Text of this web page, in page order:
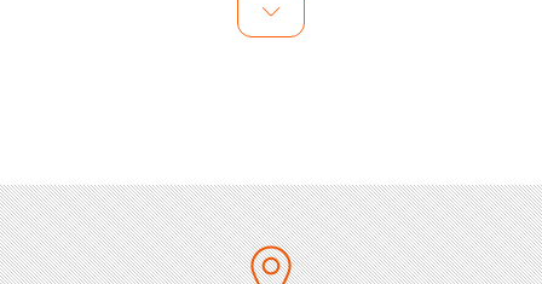
gemeinsam ein unvergessliches Konzert von Andrea
Berg im Sonnenhof – dieses Arrangement macht es
köstliche Speisen und Getränke, eine außergewöhnliche
Bühne – und natürlich Andrea Berg, die am Abend bei
einem Solo-Musikprogramm ganz nahbar ist.